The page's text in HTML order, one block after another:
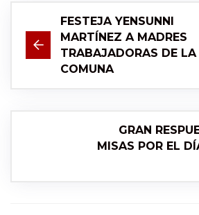
FESTEJA YENSUNNI
MARTÍNEZ A MADRES
TRABAJADORAS DE LA
COMUNA
GRAN
MISAS POR EL